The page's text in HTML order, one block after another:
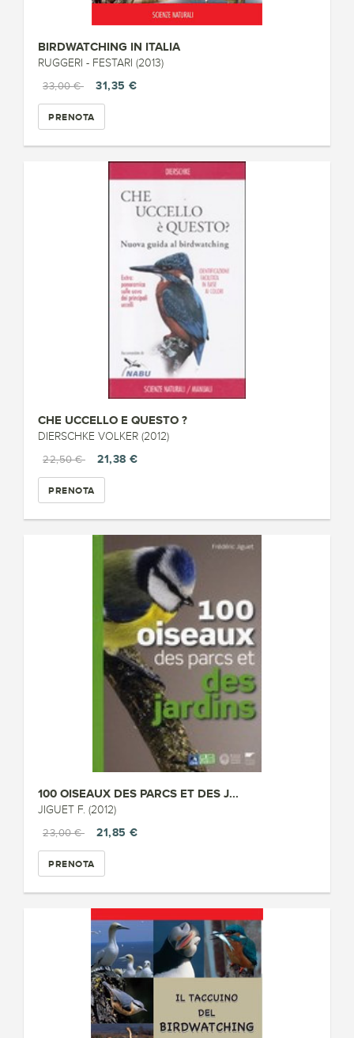
BIRDWATCHING IN ITALIA
RUGGERI - FESTARI (2013)
33,00 €
31,35 €
PRENOTA
CHE UCCELLO E QUESTO ?
DIERSCHKE VOLKER (2012)
22,50 €
21,38 €
PRENOTA
100 OISEAUX DES PARCS ET DES J...
JIGUET F. (2012)
23,00 €
21,85 €
PRENOTA